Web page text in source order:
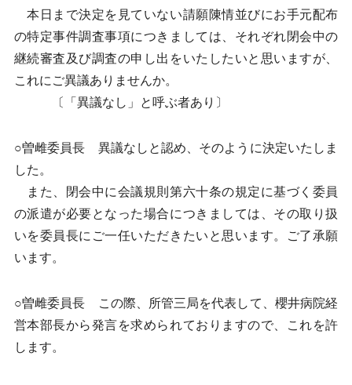
本日まで決定を見ていない請願陳情並びにお手元配布
の特定事件調査事項につきましては、それぞれ閉会中の
継続審査及び調査の申し出をいたしたいと思いますが、
これにご異議ありませんか。
〔「異議なし」と呼ぶ者あり〕
○曽雌委員長 異議なしと認め、そのように決定いたしま
した。
また、閉会中に会議規則第六十条の規定に基づく委員
の派遣が必要となった場合につきましては、その取り扱
いを委員長にご一任いただきたいと思います。ご了承願
います。
○曽雌委員長 この際、所管三局を代表して、櫻井病院経
営本部長から発言を求められておりますので、これを許
します。